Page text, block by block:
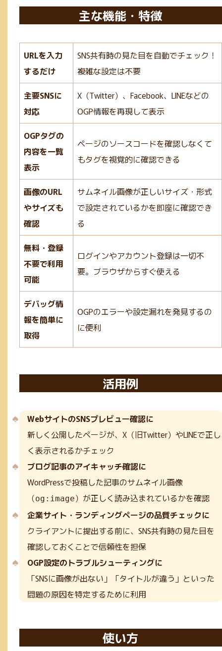
主な機能・特徴
URLを入力
するだけ
SNS共有時の見た目を自動でチェック！
複雑な設定は不要
主要SNSに
対応
X（Twitter）、Facebook、LINEなどの
OGP情報を再現して表示
OGPタグの
内容を一覧
表示
ページのソースコードを確認しなくて
もタグを視覚的に確認できる
画像のURL
やサイズも
確認
サムネイル画像が正しいサイズ・形式
で設定されているかを即座に確認でき
る
無料・登録
不要で利用
可能
ログインやアカウント登録は一切不
要。ブラウザからすぐ使える
デバッグ情
報を簡単に
取得
OGPのエラーや設定漏れを発見するの
に便利
活用例
WebサイトのSNSプレビュー確認に
新しく公開したページが、X（旧Twitter）やLINEで正し
く表示されるかチェック
ブログ記事のアイキャッチ確認に
WordPressで投稿した記事のサムネイル画像
（og:image）が正しく読み込まれているかを確認
企業サイト・ランディングページの品質チェックに
クライアントに提出する前に、SNS共有時の見た目を
確認しておくことで信頼性を担保
OGP設定のトラブルシューティングに
「SNSに画像が出ない」「タイトルが違う」といった
問題の原因を特定するために利用
使い方